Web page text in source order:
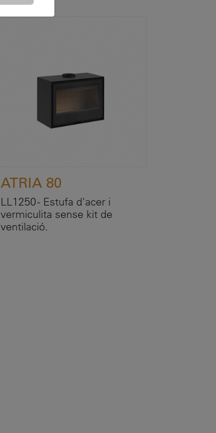
ATRIA 80
LL1250 - Estufa d'acer i
vermiculita sense kit de
ventilació.